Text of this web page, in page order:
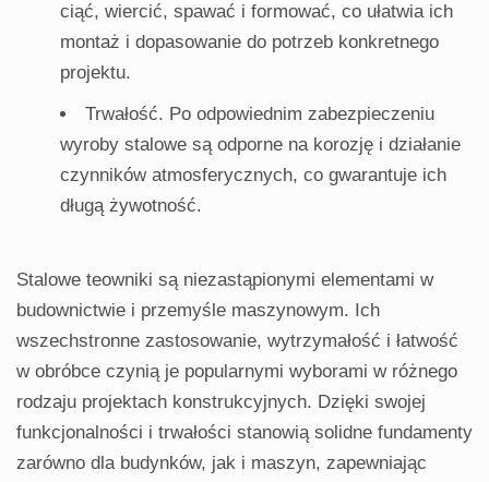
ciąć, wiercić, spawać i formować, co ułatwia ich
montaż i dopasowanie do potrzeb konkretnego
projektu.
Trwałość. Po odpowiednim zabezpieczeniu
wyroby stalowe są odporne na korozję i działanie
czynników atmosferycznych, co gwarantuje ich
długą żywotność.
Stalowe teowniki są niezastąpionymi elementami w
budownictwie i przemyśle maszynowym. Ich
wszechstronne zastosowanie, wytrzymałość i łatwość
w obróbce czynią je popularnymi wyborami w różnego
rodzaju projektach konstrukcyjnych. Dzięki swojej
funkcjonalności i trwałości stanowią solidne fundamenty
zarówno dla budynków, jak i maszyn, zapewniając